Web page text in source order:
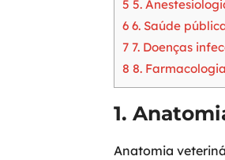
5 5.
6 6. Saúde
7 7. Doenças
8 8. Farmacologia
1.
Anatomia